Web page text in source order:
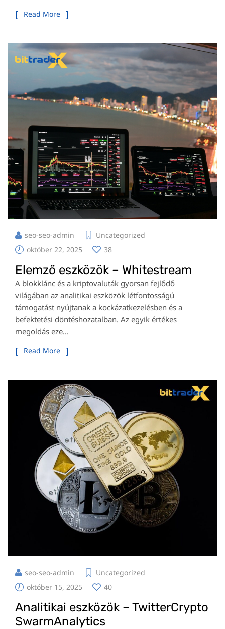
Read More
seo-seo-admin
Uncategorized
október 22, 2025
38
Elemző eszközök – Whitestream
A blokklánc és a kriptovaluták gyorsan fejlődő
világában az analitikai eszközök létfontosságú
támogatást nyújtanak a kockázatkezelésben és a
befektetési döntéshozatalban. Az egyik értékes
megoldás eze...
Read More
seo-seo-admin
Uncategorized
október 15, 2025
40
Analitikai eszközök – TwitterCrypto
SwarmAnalytics